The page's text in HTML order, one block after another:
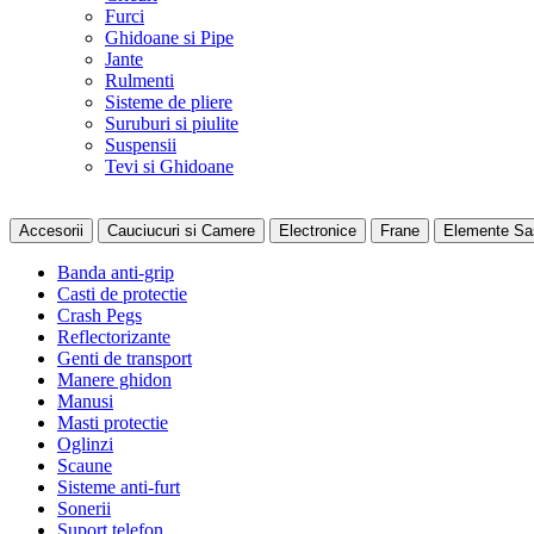
Furci
Ghidoane si Pipe
Jante
Rulmenti
Sisteme de pliere
Suruburi si piulite
Suspensii
Tevi si Ghidoane
Accesorii Cauciucuri si Camere Electronice Frane Elemente
Banda anti-grip
Casti de protectie
Crash Pegs
Reflectorizante
Genti de transport
Manere ghidon
Manusi
Masti protectie
Oglinzi
Scaune
Sisteme anti-furt
Sonerii
Suport telefon